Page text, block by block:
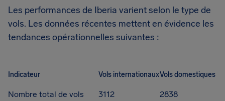
Les performances de Iberia varient selon le type de
vols. Les données récentes mettent en évidence les
tendances opérationnelles suivantes :
Indicateur Vols internationauxVols domestiques
Nombre total de vols 3112
2838